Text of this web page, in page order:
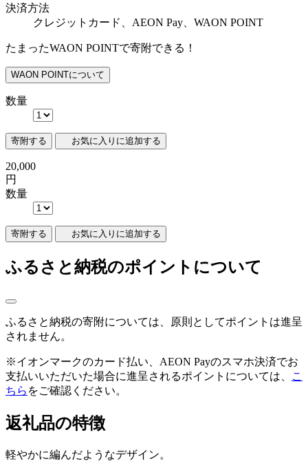
決済方法
クレジットカード、AEON Pay、WAON POINT
たまったWAON POINTで寄附できる！
WAON POINTについて
数量
寄附する お気に入りに追加する
20,000
円
数量
寄附する お気に入りに追加する
ふるさと納税のポイントについて
ふるさと納税の寄附については、原則としてポイントは進呈
されません。
※イオンマークのカード払い、AEON Payのスマホ決済でお
支払いいただいた場合に進呈されるポイントについては、
こ
ちら をご確認ください。
返礼品の特徴
軽やかに編んだようなデザイン。